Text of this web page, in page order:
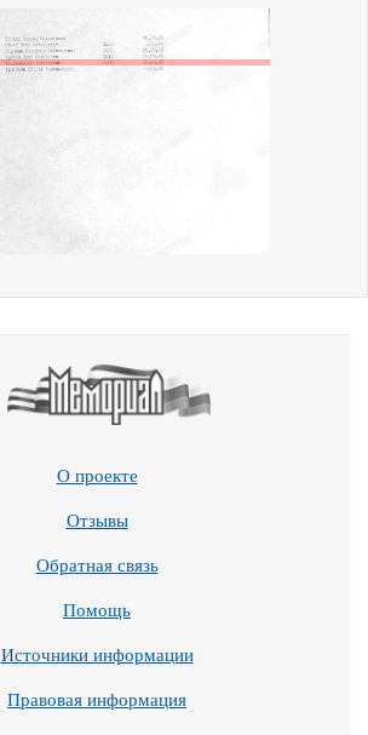
О проекте
Отзывы
Обратная связь
Помощь
Источники информации
Правовая информация